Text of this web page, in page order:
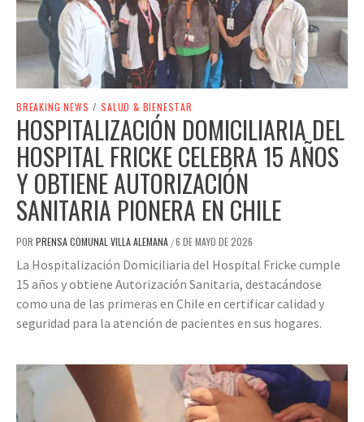
BREAKING NEWS / SALUD & BIENESTAR
HOSPITALIZACIÓN DOMICILIARIA DEL
HOSPITAL FRICKE CELEBRA 15 AÑOS
Y OBTIENE AUTORIZACIÓN
SANITARIA PIONERA EN CHILE
POR PRENSA COMUNAL VILLA ALEMANA /6 DE MAYO DE 2026
La Hospitalización Domiciliaria del Hospital Fricke cumple
15 años y obtiene Autorización Sanitaria, destacándose
como una de las primeras en Chile en certificar calidad y
seguridad para la atención de pacientes en sus hogares.